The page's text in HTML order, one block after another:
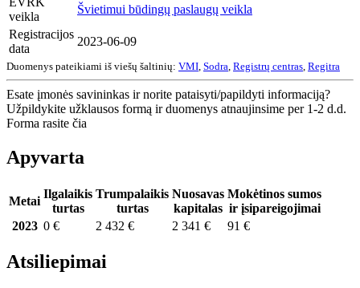
veikla
Švietimui būdingų paslaugų veikla
Registracijos
data
2023-06-09
Duomenys pateikiami iš viešų šaltinių: VMI Sodra Registrų centras Regitra
Esate įmonės savininkas ir norite pataisyti/papildyti informaciją?
Užpildykite užklausos formą ir duomenys atnaujinsime per 1-2 d.d.
Forma rasite čia
Apyvarta
Metai
Ilgalaikis
turtas
Trumpalaikis
turtas
Nuosavas
kapitalas
Mokėtinos sumos
ir įsipareigojimai
2023 0 € 2 432 € 2 341 € 91 €
Atsiliepimai